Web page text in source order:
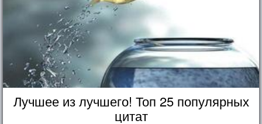
Лучшее из лучшего! Топ 25 популярных
цитат